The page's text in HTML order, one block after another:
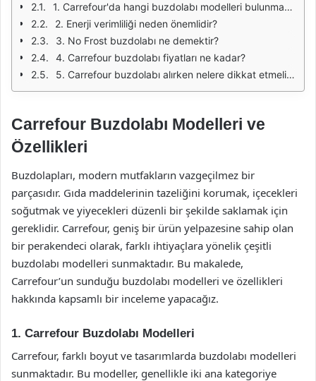
1. Carrefour'da hangi buzdolabı modelleri bulunmaktadır?
2. Enerji verimliliği neden önemlidir?
3. No Frost buzdolabı ne demektir?
4. Carrefour buzdolabı fiyatları ne kadar?
5. Carrefour buzdolabı alırken nelere dikkat etmeliyim?
Carrefour Buzdolabı Modelleri ve
Özellikleri
Buzdolapları, modern mutfakların vazgeçilmez bir
parçasıdır. Gıda maddelerinin tazeliğini korumak, içecekleri
soğutmak ve yiyecekleri düzenli bir şekilde saklamak için
gereklidir. Carrefour, geniş bir ürün yelpazesine sahip olan
bir perakendeci olarak, farklı ihtiyaçlara yönelik çeşitli
buzdolabı modelleri sunmaktadır. Bu makalede,
Carrefour’un sunduğu buzdolabı modelleri ve özellikleri
hakkında kapsamlı bir inceleme yapacağız.
1. Carrefour Buzdolabı Modelleri
Carrefour, farklı boyut ve tasarımlarda buzdolabı modelleri
sunmaktadır. Bu modeller, genellikle iki ana kategoriye